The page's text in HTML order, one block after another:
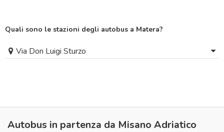
Quali sono le stazioni degli autobus a Matera?
Via Don Luigi Sturzo
Autobus in partenza da Misano Adriatico